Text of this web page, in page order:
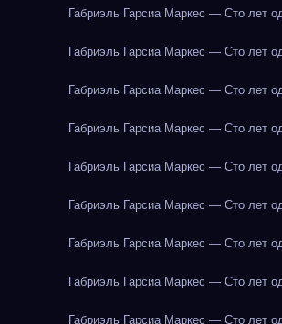
Габриэль Гарсиа Маркес — Сто лет
Габриэль Гарсиа Маркес — Сто лет
Габриэль Гарсиа Маркес — Сто лет
Габриэль Гарсиа Маркес — Сто лет
Габриэль Гарсиа Маркес — Сто лет
Габриэль Гарсиа Маркес — Сто лет
Габриэль Гарсиа Маркес — Сто лет
Габриэль Гарсиа Маркес — Сто лет
Габриэль Гарсиа Маркес — Сто лет